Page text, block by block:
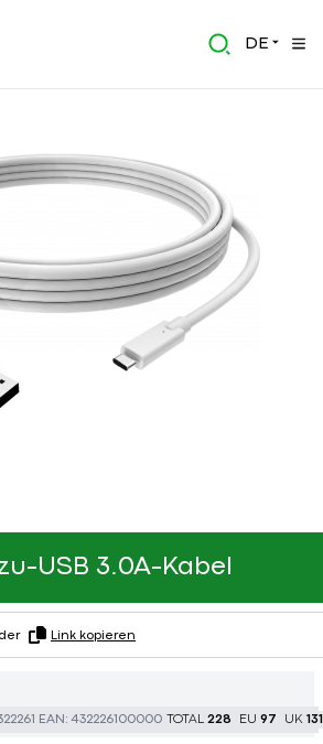
DE
USB 3.0A-Kabel
Link kopieren
EAN:432226100000 TOTAL 228 EU 97 UK 131